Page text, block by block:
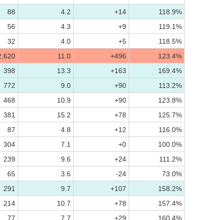
88
4.2 +14
118.9%
56
4.3 +9
119.1%
32
4.0 +5
118.5%
11.0 +496
123.4%
398
13.3 +163
169.4%
772
9.0 +90
113.2%
468
10.9 +90
123.8%
381
15.2 +78
125.7%
87
4.8 +12
116.0%
304
7.1 +0
100.0%
239
9.6 +24
111.2%
65
3.6 -24
73.0%
291
9.7 +107
158.2%
214
10.7 +78
157.4%
77
7.7 +29 160.4%